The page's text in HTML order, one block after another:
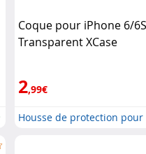
Coque pour iPhone 6/
Transparent XCase
2,99€
Housse de protection pour